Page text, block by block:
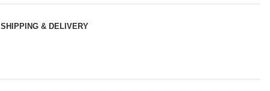
SHIPPING & DELIVERY